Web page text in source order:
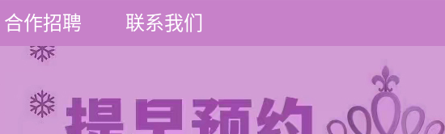
合作招聘 联系我们